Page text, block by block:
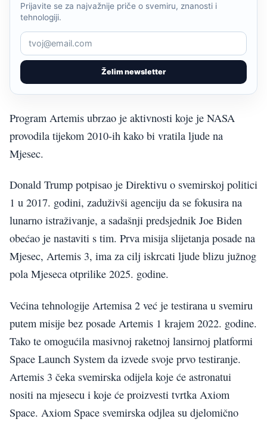
Želim newsletter
Prijavite se za najvažnije priče o svemiru, znanosti i
tehnologiji.
Program Artemis ubrzao je aktivnosti koje je NASA
provodila tijekom 2010-ih kako bi vratila ljude na
Mjesec.
Donald Trump potpisao je Direktivu o svemirskoj politici
1 u 2017. godini, zaduživši agenciju da se fokusira na
lunarno istraživanje, a sadašnji predsjednik Joe Biden
obećao je nastaviti s tim. Prva misija slijetanja posade na
Mjesec, Artemis 3, ima za cilj iskrcati ljude blizu južnog
pola Mjeseca otprilike 2025. godine.
Većina tehnologije Artemisa 2 već je testirana u svemiru
putem misije bez posade Artemis 1 krajem 2022. godine.
Tako te omogućila masivnoj raketnoj lansirnoj platformi
Space Launch System da izvede svoje prvo testiranje.
Artemis 3 čeka svemirska odijela koje će astronatui
nositi na mjesecu i koje će proizvesti tvrtka Axiom
Space. Axiom Space svemirska odjlea su djelomično